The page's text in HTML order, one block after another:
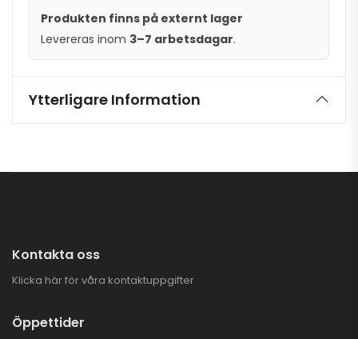
Produkten finns på externt lager
Levereras inom 3–7 arbetsdagar.
Ytterligare Information
Kontakta oss
Klicka här för våra kontaktuppgifter
Öppettider